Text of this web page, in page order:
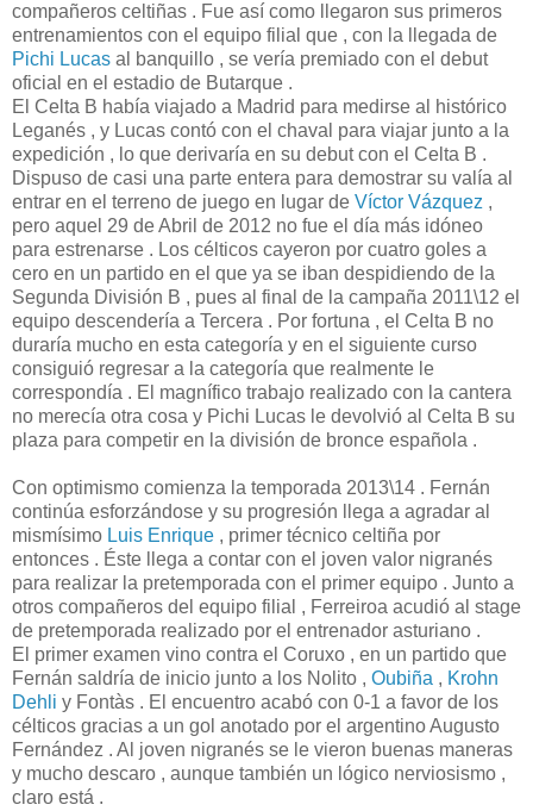
compañeros celtiñas . Fue así como llegaron sus primeros
entrenamientos con el equipo filial que , con la llegada de
Pichi Lucas al banquillo , se vería premiado con el debut
oficial en el estadio de Butarque .
El Celta B había viajado a Madrid para medirse al histórico
Leganés , y Lucas contó con el chaval para viajar junto a la
expedición , lo que derivaría en su debut con el Celta B .
Dispuso de casi una parte entera para demostrar su valía al
entrar en el terreno de juego en lugar de Víctor Vázquez ,
pero aquel 29 de Abril de 2012 no fue el día más idóneo
para estrenarse . Los célticos cayeron por cuatro goles a
cero en un partido en el que ya se iban despidiendo de la
Segunda División B , pues al final de la campaña 2011\12 el
equipo descendería a Tercera . Por fortuna , el Celta B no
duraría mucho en esta categoría y en el siguiente curso
consiguió regresar a la categoría que realmente le
correspondía . El magnífico trabajo realizado con la cantera
no merecía otra cosa y Pichi Lucas le devolvió al Celta B su
plaza para competir en la división de bronce española .
Con optimismo comienza la temporada 2013\14 . Fernán
continúa esforzándose y su progresión llega a agradar al
mismísimo Luis Enrique , primer técnico celtiña por
entonces . Éste llega a contar con el joven valor nigranés
para realizar la pretemporada con el primer equipo . Junto a
otros compañeros del equipo filial , Ferreiroa acudió al stage
de pretemporada realizado por el entrenador asturiano .
El primer examen vino contra el Coruxo , en un partido que
Fernán saldría de inicio junto a los Nolito , Oubiña , Krohn
Dehli y Fontàs . El encuentro acabó con 0-1 a favor de los
célticos gracias a un gol anotado por el argentino Augusto
Fernández . Al joven nigranés se le vieron buenas maneras
y mucho descaro , aunque también un lógico nerviosismo ,
claro está .